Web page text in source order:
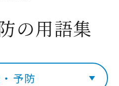
の用語集
予防